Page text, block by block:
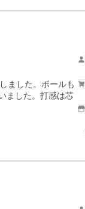
ました。ボールも
ました。打感は芯